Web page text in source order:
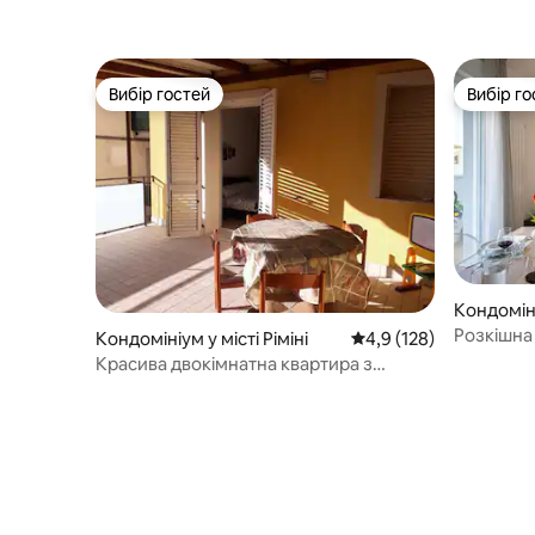
Вибір гостей
Вибір гостей
Кондомініум у місті Ріміні Середня оцінка: 4,9 з
4,9 (128)
Красива двокімнатна квартира з
Вибір
Вибір
е
Розкішна